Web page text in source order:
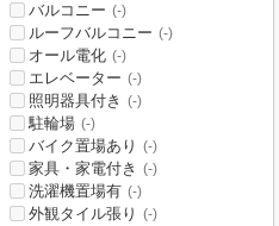
バルコニー (-)
ルーフバルコニー (-)
オール電化 (-)
エレベーター (-)
照明器具付き (-)
駐輪場 (-)
バイク置場あり (-)
家具・家電付き (-)
洗濯機置場有 (-)
外観タイル張り (-)